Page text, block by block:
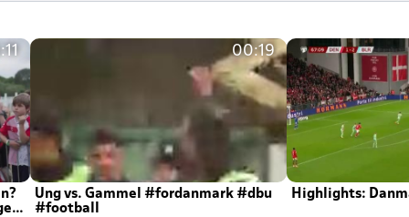
00:19
Ung vs. Gammel #fordanmark #dbu
#football
Highlights: